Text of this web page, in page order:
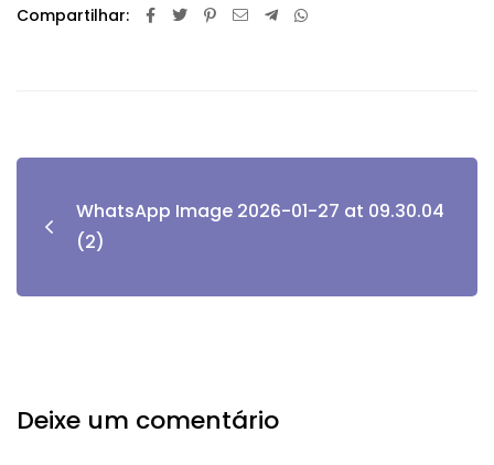
Compartilhar:
WhatsApp Image 2026-01-27 at 09.30.04
(2)
Deixe um comentário